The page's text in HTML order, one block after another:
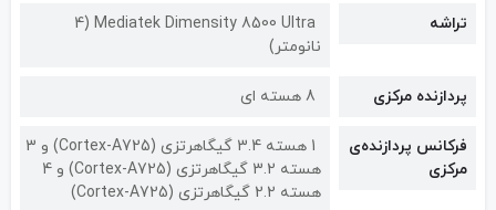
تراشه
Mediatek Dimensity 8500 Ultra (4
نانومتر)
پردازنده مرکزی 8 هسته ای
فرکانس پردازنده‌ی
مرکزی
1 هسته 3.4 گیگاهرتزی (Cortex-A725) و 3
هسته 3.2 گیگاهرتزی (Cortex-A725) و 4
هسته 2.2 گیگاهرتزی (Cortex-A725)